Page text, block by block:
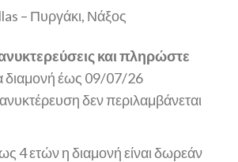
– Πυργάκι, Νάξος
και πληρώστε
διαμονή έως 09/07/26
δεν περιλαμβάνεται
4 ετών η διαμονή είναι δωρεάν